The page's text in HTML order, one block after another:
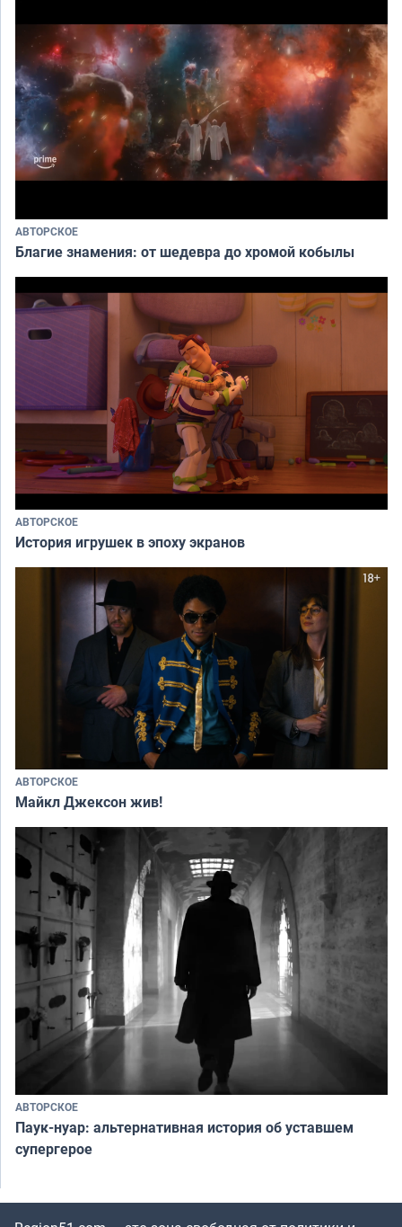
АВТОРСКОЕ
Благие знамения: от шедевра до хромой кобылы
АВТОРСКОЕ
История игрушек в эпоху экранов
АВТОРСКОЕ
Майкл Джексон жив!
АВТОРСКОЕ
Паук-нуар: альтернативная история об уставшем
супергерое